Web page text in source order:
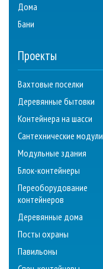
Дома
Бани
Проекты
Вахтовые поселки
Деревянные бытовки
Контейнера на шасси
Сантехнические модули
Модульные здания
Блок-контейнеры
Переоборудование
контейнеров
Деревянные дома
Посты охраны
Павильоны